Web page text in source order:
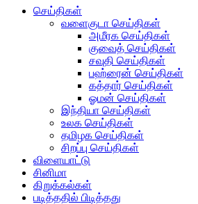
செய்திகள்
வளைகுடா செய்திகள்
அமீரக செய்திகள்
குவைத் செய்திகள்
சவுதி செய்திகள்
பஹ்ரைன் செய்திகள்
கத்தார் செய்திகள்
ஓமன் செய்திகள்
இந்தியா செய்திகள்
உலக செய்திகள்
தமிழக செய்திகள்
சிறப்பு செய்திகள்
விளையாட்டு
சினிமா
கிறுக்கல்கள்
படித்ததில் பிடித்தது